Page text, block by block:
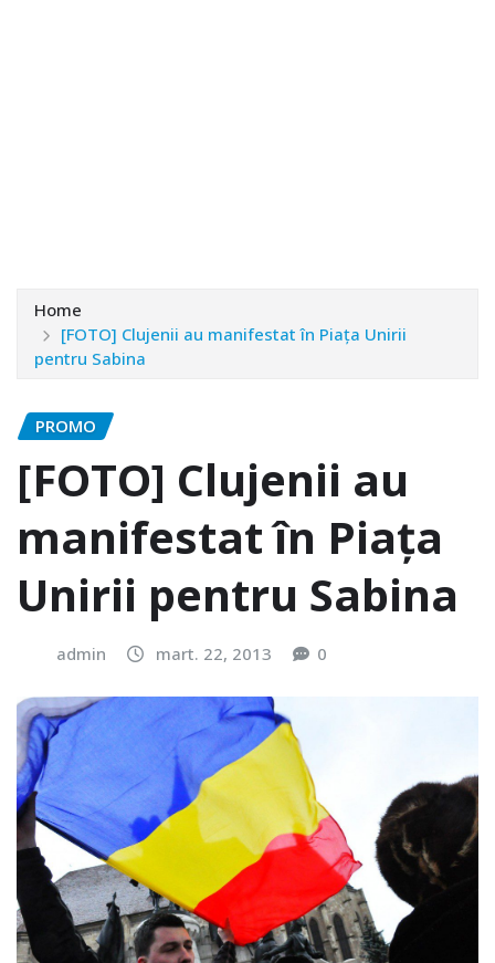
Home
[FOTO] Clujenii au manifestat în Piaţa Unirii
pentru Sabina
PROMO
[FOTO] Clujenii au
manifestat în Piaţa
Unirii pentru Sabina
admin mart. 22, 2013 0